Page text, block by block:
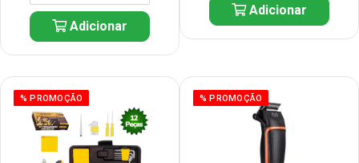
Adicionar
Adicionar
% PROMOÇÃO % PROMOÇÃO